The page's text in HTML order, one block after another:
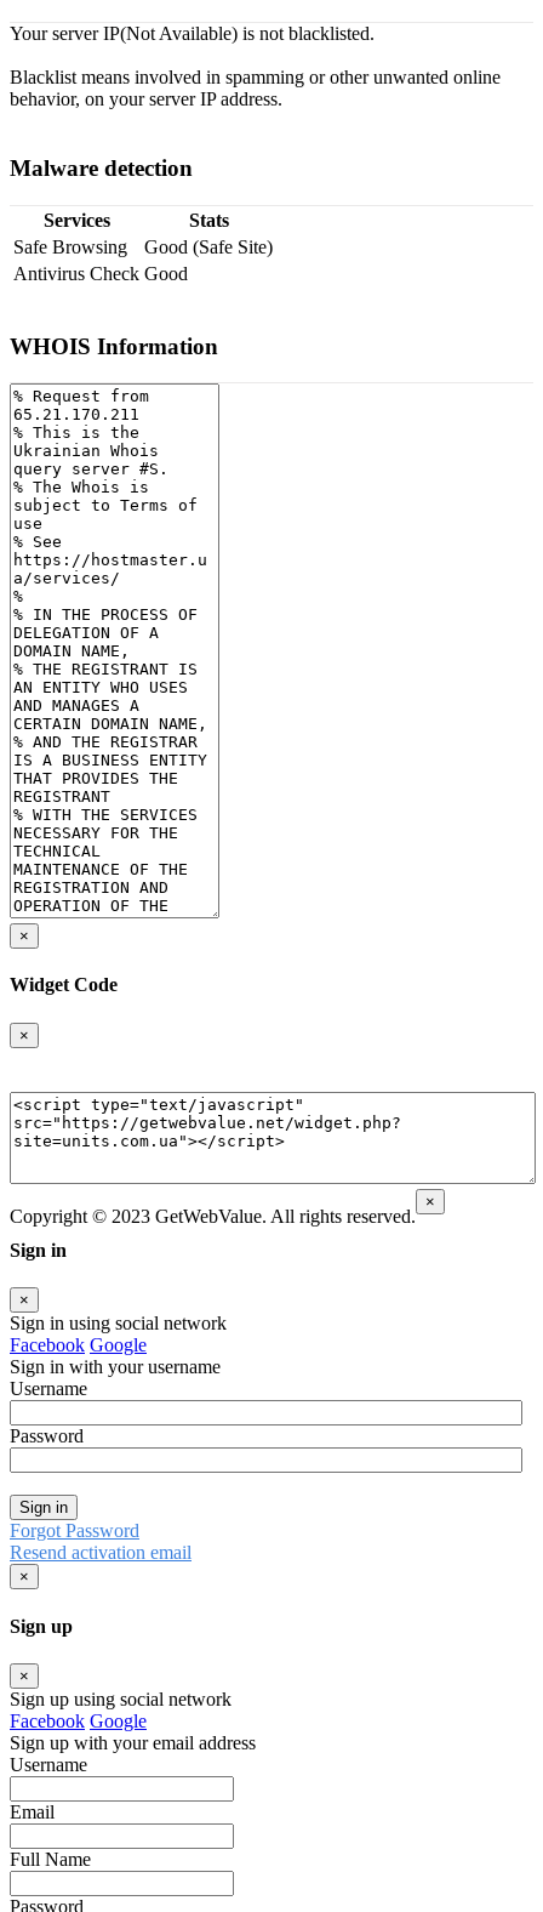
Your server IP(Not Available) is not blacklisted.
Blacklist means involved in spamming or other unwanted online
behavior, on your server IP address.
Malware detection
Services
Stats
Safe Browsing
Good (Safe Site)
Antivirus Check Good
WHOIS Information
×
Widget Code
×
Copyright © 2023 GetWebValue. All rights reserved.
×
Sign in
×
Sign in using social network
Facebook Google
Sign in with your username
Username
Password
Sign in
Forgot Password
Resend activation email
×
Sign up
×
Sign up using social network
Facebook Google
Sign up with your email address
Username
Email
Full Name
Password